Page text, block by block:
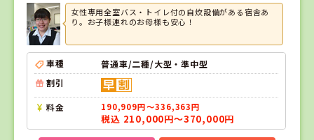
女性専用全室バス・トイレ付の自炊設備がある宿舎あ
り。お子様連れのお母様も安心！
車種
普通車/二種/大型・準中型
割引
料金 190,909円～336,363円
税込 210,000円～370,000円